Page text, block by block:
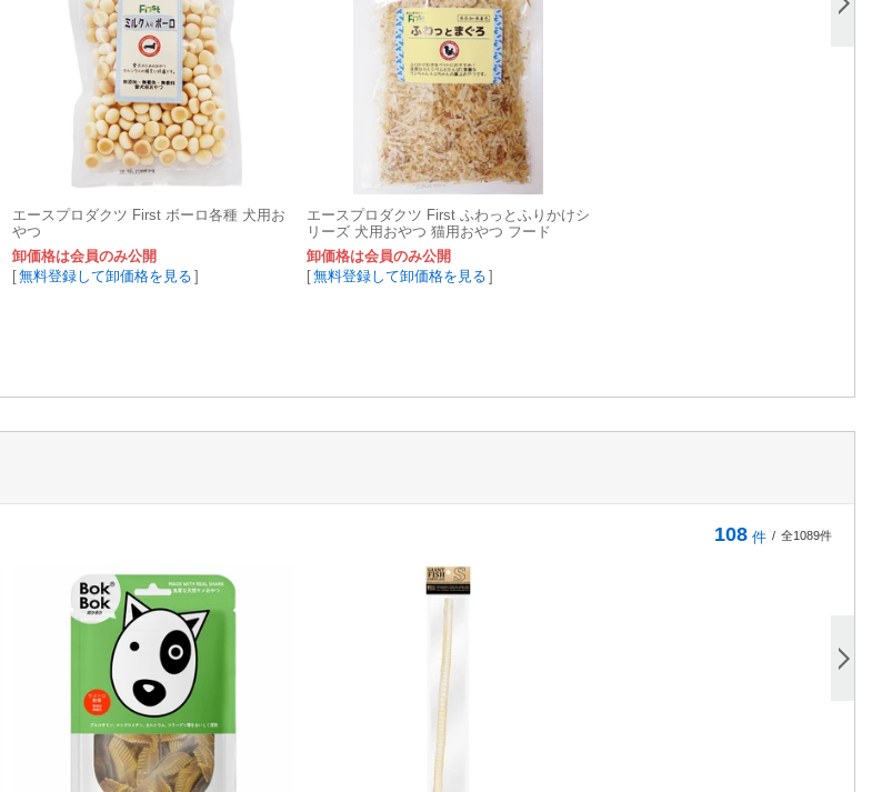
エースプロダクツ First ボーロ各種 犬用お
やつ
卸価格は会員のみ公開
[無料登録して卸価格を見る ]
エースプロダクツ First ふわっとふりかけシ
リーズ 犬用おやつ 猫用おやつ フード
卸価格は会員のみ公開
[無料登録して卸価格を見る ]
108 件 / 全1089件